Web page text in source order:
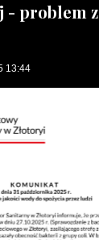
- problem
13:44